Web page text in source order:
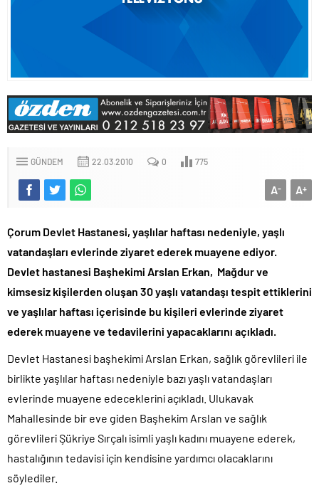
GÜNDEM 22.03.2010 0 775
A+
A-
Çorum Devlet Hastanesi, yaşlılar haftası nedeniyle, yaşlı
vatandaşları evlerinde ziyaret ederek muayene ediyor.
Devlet hastanesi Başhekimi Arslan Erkan, Mağdur ve
kimsesiz kişilerden oluşan 30 yaşlı vatandaşı tespit ettiklerini
ve yaşlılar haftası içerisinde bu kişileri evlerinde ziyaret
ederek muayene ve tedavilerini yapacaklarını açıkladı.
Devlet Hastanesi başhekimi Arslan Erkan, sağlık görevlileri ile
birlikte yaşlılar haftası nedeniyle bazı yaşlı vatandaşları
evlerinde muayene edeceklerini açıkladı. Ulukavak
Mahallesinde bir eve giden Başhekim Arslan ve sağlık
görevlileri Şükriye Sırçalı isimli yaşlı kadını muayene ederek,
hastalığının tedavisi için kendisine yardımcı olacaklarını
söylediler.